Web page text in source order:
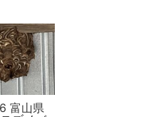
富山県